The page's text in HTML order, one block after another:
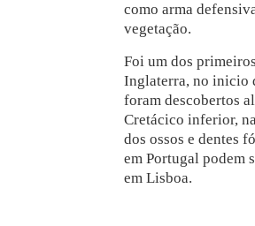
como arma
vegetação.
Foi um dos
Inglaterra, no inicio
foram descobertos
Cretácico inferior,
dos ossos e dentes
em Portugal podem
em Lisboa.